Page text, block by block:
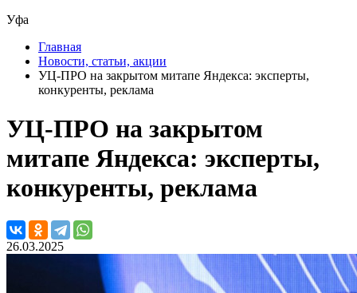
Уфа
Главная
Новости, статьи, акции
УЦ-ПРО на закрытом митапе Яндекса: эксперты,
конкуренты, реклама
УЦ-ПРО на закрытом
митапе Яндекса: эксперты,
конкуренты, реклама
26.03.2025